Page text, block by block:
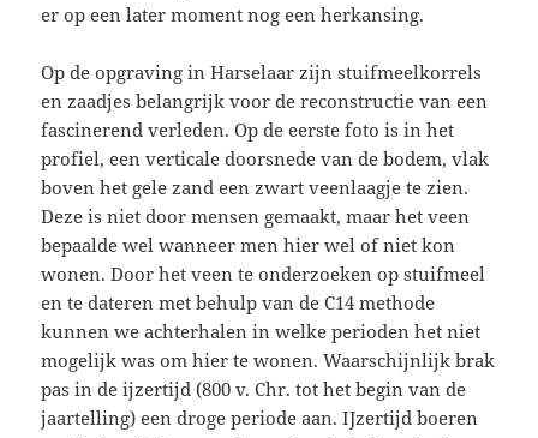
er op een later moment nog een herkansing.
Op de opgraving in Harselaar zijn stuifmeelkorrels
en zaadjes belangrijk voor de reconstructie van een
fascinerend verleden. Op de eerste foto is in het
profiel, een verticale doorsnede van de bodem, vlak
boven het gele zand een zwart veenlaagje te zien.
Deze is niet door mensen gemaakt, maar het veen
bepaalde wel wanneer men hier wel of niet kon
wonen. Door het veen te onderzoeken op stuifmeel
en te dateren met behulp van de C14 methode
kunnen we achterhalen in welke perioden het niet
mogelijk was om hier te wonen. Waarschijnlijk brak
pas in de ijzertijd (800 v. Chr. tot het begin van de
jaartelling) een droge periode aan. IJzertijd boeren